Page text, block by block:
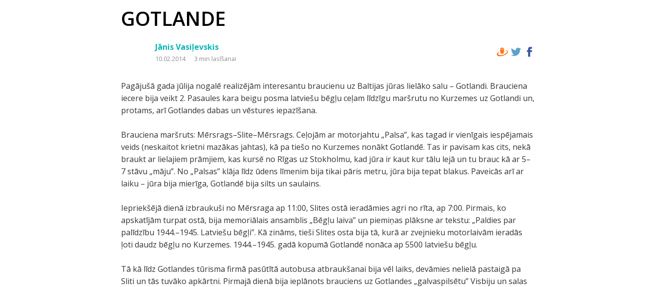
GOTLANDE
Jānis Vasiļevskis
10.02.2014 3 min lasīšanai
Pagājušā gada jūlija nogalē realizējām interesantu braucienu uz Baltijas jūras lielāko salu – Gotlandi. Brauciena
iecere bija veikt 2. Pasaules kara beigu posma latviešu bēgļu ceļam līdzīgu maršrutu no Kurzemes uz Gotlandi un,
protams, arī Gotlandes dabas un vēstures iepazīšana.
Brauciena maršruts: Mērsrags–Slite–Mērsrags. Ceļojām ar motorjahtu „Palsa”, kas tagad ir vienīgais iespējamais
veids (neskaitot krietni mazākas jahtas), kā pa tiešo no Kurzemes nonākt Gotlandē. Tas ir pavisam kas cits, nekā
braukt ar lielajiem prāmjiem, kas kursē no Rīgas uz Stokholmu, kad jūra ir kaut kur tālu lejā un tu brauc kā ar 5–
7 stāvu „māju”. No „Palsas” klāja līdz ūdens līmenim bija tikai pāris metru, jūra bija tepat blakus. Paveicās arī ar
laiku – jūra bija mierīga, Gotlandē bija silts un saulains.
Iepriekšējā dienā izbraukuši no Mērsraga ap 11:00, Slites ostā ieradāmies agri no rīta, ap 7:00. Pirmais, ko
apskatījām turpat ostā, bija memoriālais ansamblis „Bēgļu laiva” un piemiņas plāksne ar tekstu: „Paldies par
palīdzību 1944.–1945. Latviešu bēgļi”. Kā zināms, tieši Slites osta bija tā, kurā ar zvejnieku motorlaivām ieradās
ļoti daudz bēgļu no Kurzemes. 1944.–1945. gadā kopumā Gotlandē nonāca ap 5500 latviešu bēgļu.
Tā kā līdz Gotlandes tūrisma firmā pasūtītā autobusa atbraukšanai bija vēl laiks, devāmies nelielā pastaigā pa
Sliti un tās tuvāko apkārtni. Pirmajā dienā bija ieplānots brauciens uz Gotlandes „galvaspilsētu” Visbiju un salas